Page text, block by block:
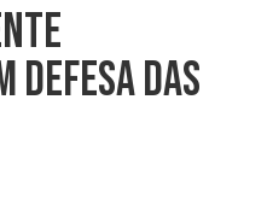
DEFESA DAS